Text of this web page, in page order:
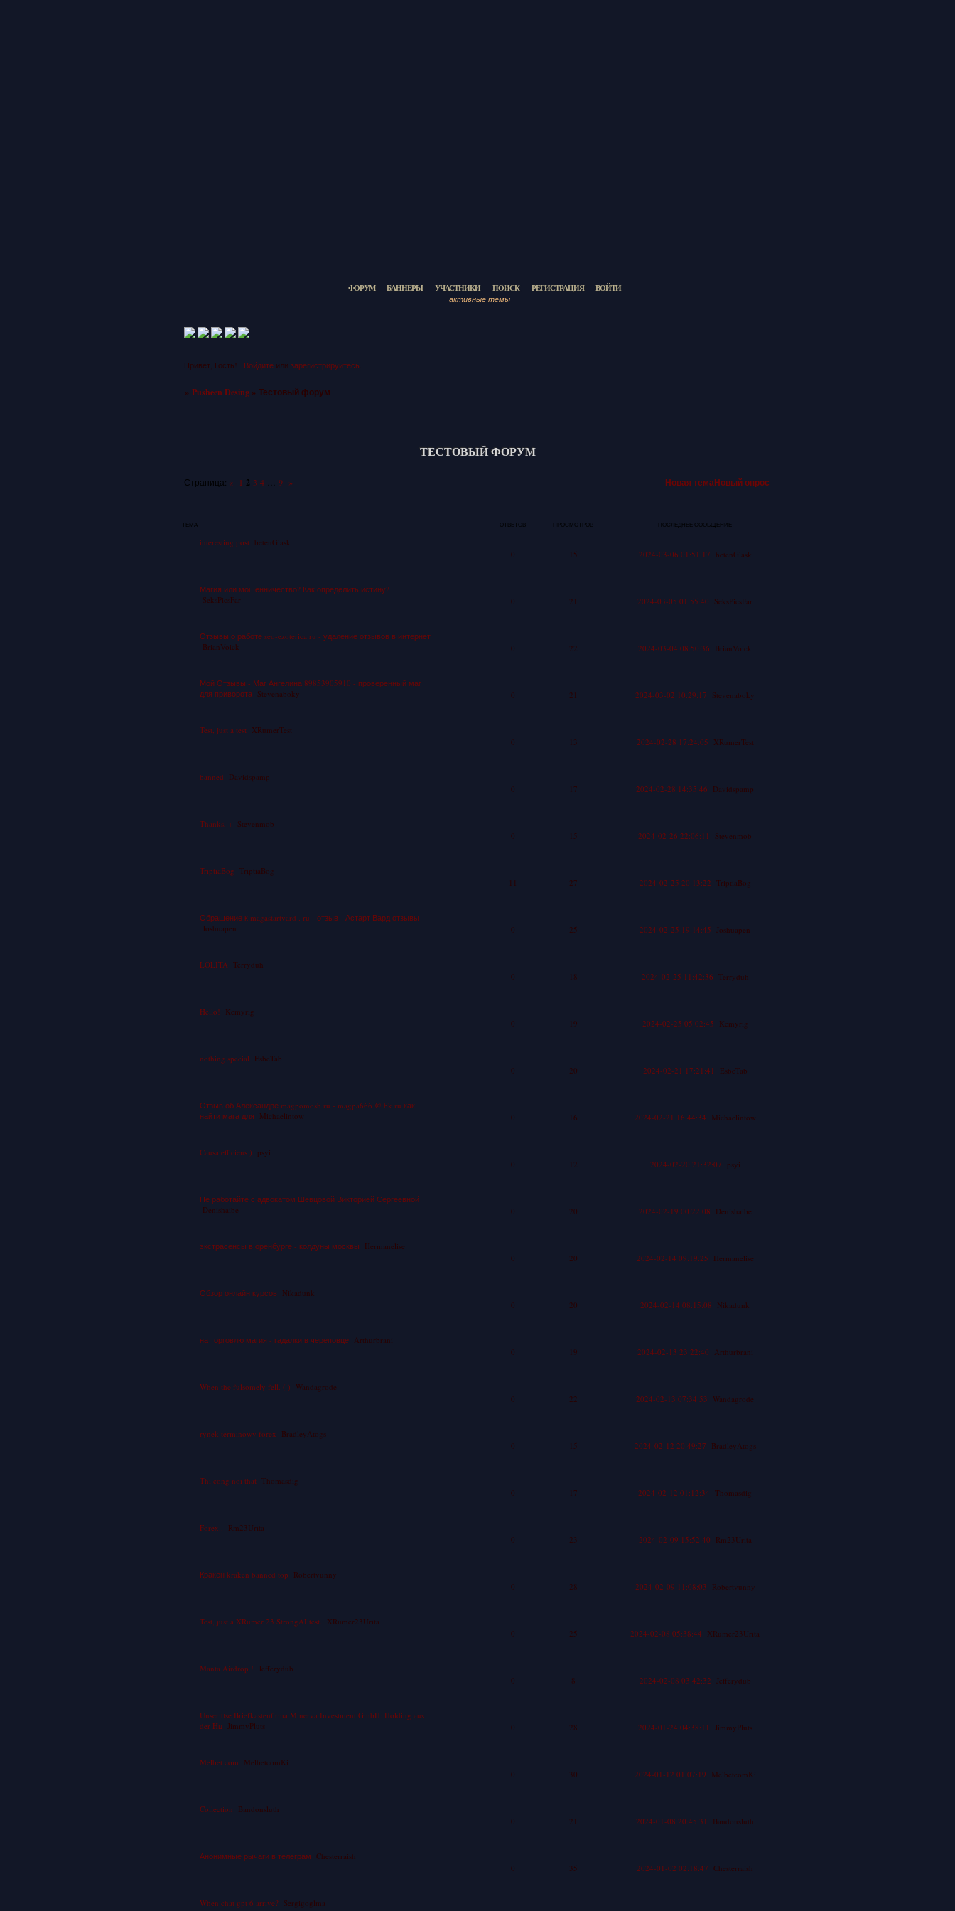
ФОРУМ БАННЕРЫ УЧАСТНИКИ ПОИСК РЕГИСТРАЦИЯ ВОЙТИ
активные темы
Привет, Гость! Войдитеили зарегистрируйтесь.
»Pusheen Desing »Тестовый форум
ТЕСТОВЫЙ ФОРУМ
Страница: « 1 2 3 4 9 » Новая темаНовый опрос
ТЕМА ОТВЕТОВ ПРОСМОТРОВ ПОСЛЕДНЕЕ СООБЩЕНИЕ
interesting post betenGlask
0
15 2024-03-06 01:51:17 betenGlask
Магия или мошенничество? Как определить истину?
SeksPicsFar
0 21 2024-03-05 01:55:40 SeksPicsFar
Отзывы о работе seo-ezoterica ru - удаление отзывов в интернет
BrianVoick
0 22 2024-03-04 08:50:36 BrianVoick
Мой Отзывы - Маг Ангелина 89853905910 - проверенный маг
для приворота Stevenaboky 0 21 2024-03-02 10:29:17 Stevenaboky
Test, just a test XRumerTest
0
13 2024-02-28 17:24:05 XRumerTest
banned Davidspamp
0
17 2024-02-28 14:35:46 Davidspamp
Thanks, + Stevenmob
0
15 2024-02-26 22:06:11 Stevenmob
TriptiaBog TriptiaBog
11
27 2024-02-25 20:13:22 TriptiaBog
Обращение к magastartvard . ru - отзыв - Астарт Вард отзывы
Joshuapen
0 25 2024-02-25 19:14:45 Joshuapen
LOLITA Terryduh
0
18 2024-02-25 11:42:36 Terryduh
Hello! Kemyrig
0
19 2024-02-25 05:02:45 Kemyrig
nothing special EsbeTab
0
20 2024-02-21 17:21:41 EsbeTab
Отзыв об Александре magpomosh ru - magpa666 @ bk ru как
найти мага для Michaelintow 0 16 2024-02-21 16:44:34 Michaelintow
Causa efficiens ) psyi
0
12 2024-02-20 21:32:07 psyi
Не работайте с адвокатом Шевцовой Викторией Сергеевной
Denishaibe
0 20 2024-02-19 00:22:08 Denishaibe
экстрасенсы в оренбурге - колдуны москвы Hermanelise
0
20 2024-02-14 09:19:25 Hermanelise
Обзор онлайн курсов Nikadunk
0
20 2024-02-14 08:15:08 Nikadunk
на торговлю магия - гадалки в череповце
Arthurbrani
0
19 2024-02-13 23:22:40 Arthurbrani
When the fulsomely fell. ( ) Wandagrode
0
22 2024-02-13 07:34:53 Wandagrode
rynek terminowy forex BradleyAtogs
0
15 2024-02-12 20:49:27 BradleyAtogs
Thi cong noi that Thomasdig
0
17 2024-02-12 01:12:34 Thomasdig
Forex..
Rm23Urita
0
23 2024-02-09 15:52:40 Rm23Urita
Кракен kraken banned top Robertvunny
0
28 2024-02-09 11:08:03 Robertvunny
Test, just a XRumer 23 StrongAI test.
XRumer23Urita
0
25 2024-02-08 05:38:44 XRumer23Urita
Manta Airdrop !
Jefferydub
0
8 2024-02-08 03:42:32 Jefferydub
Unseriцse Briefkastenfirma Minerva Investment GmbH: Holding aus
der Hц JimmyPluts 0 28 2024-01-24 04:38:11 JimmyPluts
Melbet com MelbetcomKi
0
30 2024-01-12 01:07:19 MelbetcomKi
Collection Bandonsluth
0
21 2024-01-08 20:45:31 Bandonsluth
Анонимные рычаги в телеграм Chesterraish
0
35 2024-01-02 02:18:47 Chesterraish
When chat gpt 6 arrive? Sergigoglma